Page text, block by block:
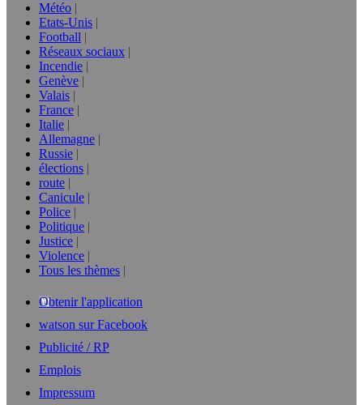
Météo
Etats-Unis
Football
Réseaux sociaux
Incendie
Genève
Valais
France
Italie
Allemagne
Russie
élections
route
Canicule
Police
Politique
Justice
Violence
Tous les thèmes
Obtenir l'application
watson sur Facebook
Publicité / RP
Emplois
Impressum